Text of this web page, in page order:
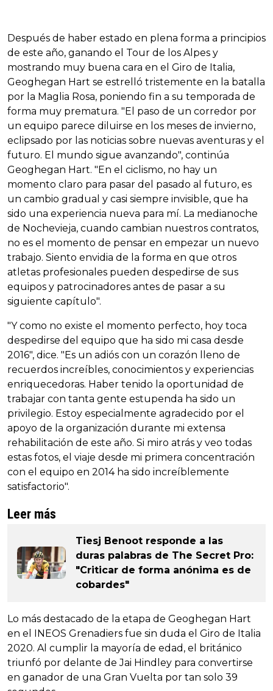
Después de haber estado en plena forma a principios
de este año, ganando el Tour de los Alpes y
mostrando muy buena cara en el Giro de Italia,
Geoghegan Hart se estrelló tristemente en la batalla
por la Maglia Rosa, poniendo fin a su temporada de
forma muy prematura. "El paso de un corredor por
un equipo parece diluirse en los meses de invierno,
eclipsado por las noticias sobre nuevas aventuras y el
futuro. El mundo sigue avanzando", continúa
Geoghegan Hart. "En el ciclismo, no hay un
momento claro para pasar del pasado al futuro, es
un cambio gradual y casi siempre invisible, que ha
sido una experiencia nueva para mí. La medianoche
de Nochevieja, cuando cambian nuestros contratos,
no es el momento de pensar en empezar un nuevo
trabajo. Siento envidia de la forma en que otros
atletas profesionales pueden despedirse de sus
equipos y patrocinadores antes de pasar a su
siguiente capítulo".
"Y como no existe el momento perfecto, hoy toca
despedirse del equipo que ha sido mi casa desde
2016", dice. "Es un adiós con un corazón lleno de
recuerdos increíbles, conocimientos y experiencias
enriquecedoras. Haber tenido la oportunidad de
trabajar con tanta gente estupenda ha sido un
privilegio. Estoy especialmente agradecido por el
apoyo de la organización durante mi extensa
rehabilitación de este año. Si miro atrás y veo todas
estas fotos, el viaje desde mi primera concentración
con el equipo en 2014 ha sido increíblemente
satisfactorio".
Leer más
Tiesj Benoot responde a las
duras palabras de The Secret Pro:
"Criticar de forma anónima es de
cobardes"
Lo más destacado de la etapa de Geoghegan Hart
en el INEOS Grenadiers fue sin duda el Giro de Italia
2020. Al cumplir la mayoría de edad, el británico
triunfó por delante de Jai Hindley para convertirse
en ganador de una Gran Vuelta por tan solo 39